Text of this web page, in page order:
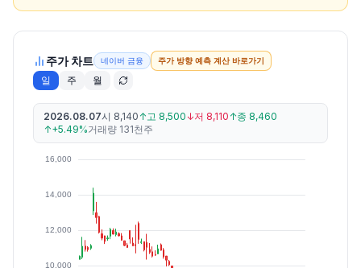
주가 차트 네이버 금융 주가 방향 예측 계산 바로가기
일 주 월
2026.08.07시 8,140 ↑고 8,500↓저 8,110 ↑종 8,460
↑+5.49%거래량 131천주